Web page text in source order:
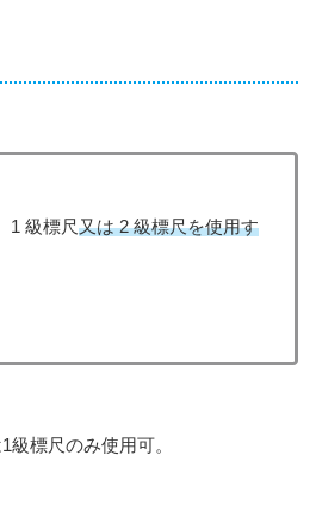
1 級標尺又は 2 級標尺を使用す
標尺のみ使用可。